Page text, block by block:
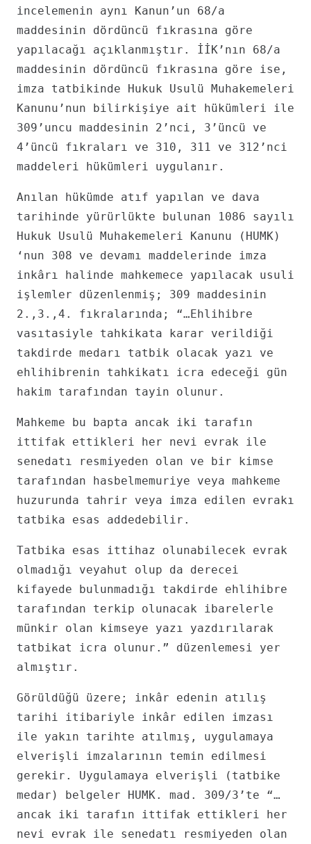
incelemenin aynı Kanun’un 68/a
maddesinin dördüncü fıkrasına göre
yapılacağı açıklanmıştır. İİK’nın 68/a
maddesinin dördüncü fıkrasına göre ise,
imza tatbikinde Hukuk Usulü Muhakemeleri
Kanunu’nun bilirkişiye ait hükümleri ile
309’uncu maddesinin 2’nci, 3’üncü ve
4’üncü fıkraları ve 310, 311 ve 312’nci
maddeleri hükümleri uygulanır.
Anılan hükümde atıf yapılan ve dava
tarihinde yürürlükte bulunan 1086 sayılı
Hukuk Usulü Muhakemeleri Kanunu (HUMK)
‘nun 308 ve devamı maddelerinde imza
inkârı halinde mahkemece yapılacak usuli
işlemler düzenlenmiş; 309 maddesinin
2.,3.,4. fıkralarında; “…Ehlihibre
vasıtasiyle tahkikata karar verildiği
takdirde medarı tatbik olacak yazı ve
ehlihibrenin tahkikatı icra edeceği gün
hakim tarafından tayin olunur.
Mahkeme bu bapta ancak iki tarafın
ittifak ettikleri her nevi evrak ile
senedatı resmiyeden olan ve bir kimse
tarafından hasbelmemuriye veya mahkeme
huzurunda tahrir veya imza edilen evrakı
tatbika esas addedebilir.
Tatbika esas ittihaz olunabilecek evrak
olmadığı veyahut olup da derecei
kifayede bulunmadığı takdirde ehlihibre
tarafından terkip olunacak ibarelerle
münkir olan kimseye yazı yazdırılarak
tatbikat icra olunur.” düzenlemesi yer
almıştır.
Görüldüğü üzere; inkâr edenin atılış
tarihi itibariyle inkâr edilen imzası
ile yakın tarihte atılmış, uygulamaya
elverişli imzalarının temin edilmesi
gerekir. Uygulamaya elverişli (tatbike
medar) belgeler HUMK. mad. 309/3’te “…
ancak iki tarafın ittifak ettikleri her
nevi evrak ile senedatı resmiyeden olan